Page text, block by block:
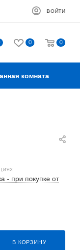
ВОЙТИ
0 0
комната
- при покупке от
В КОРЗИНУ